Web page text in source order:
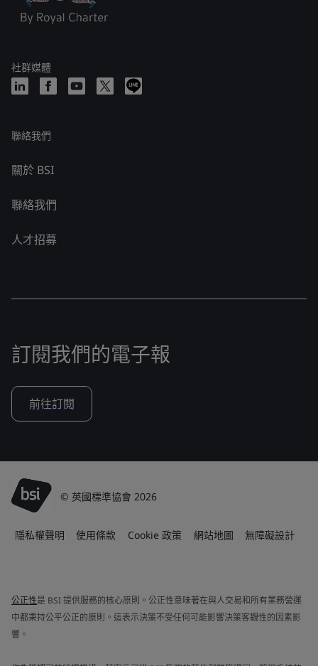
社群媒體
聯絡我們
關於 BSI
聯絡我們
人才招募
訂閱我們的電子報
前往訂閱
© 英國標準協會 2026
隱私權聲明 使用條款 Cookie 政策 網站地圖 無障礙設計
公正性是 BSI 提供服務的核心原則。公正性意味著在與人交易和所有業務營運
中都秉持公平公正的原則。這表示決策不受任何可能影響決策客觀性的因素影
響。